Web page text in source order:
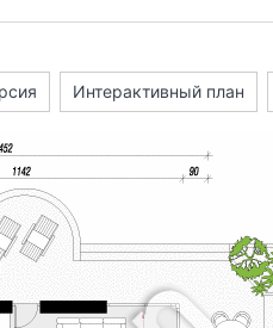
Интерактивный план